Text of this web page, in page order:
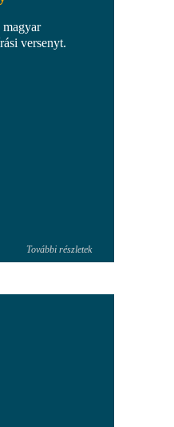
magyar
versenyt.
További részletek